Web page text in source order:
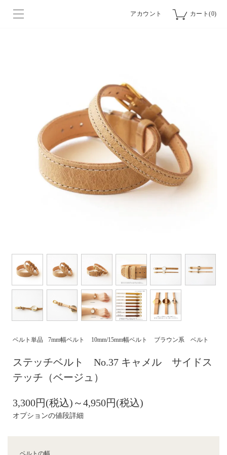
アカウント カート(0)
ベルト単品 7mm幅ベルト 10mm/15mm幅ベルト ブラウン系 ベルト
ステッチベルト No.37 キャメル サイドス
テッチ（ベージュ）
3,300円(税込)～4,950円(税込)
オプションの値段詳細
ベルトの幅